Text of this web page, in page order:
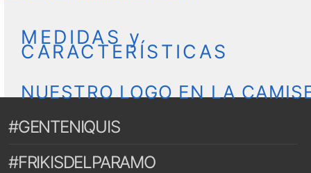
MEDIDAS y
CARACTERÍSTICAS
NUESTRO LOGO EN LA
#GENTENIQUIS
#FRIKISDELPARAMO